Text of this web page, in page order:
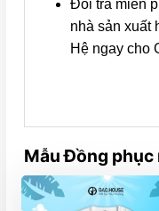
Đổi trả miễn
nhà sản xuất
Hệ ngay cho
Mẫu Đồng phục